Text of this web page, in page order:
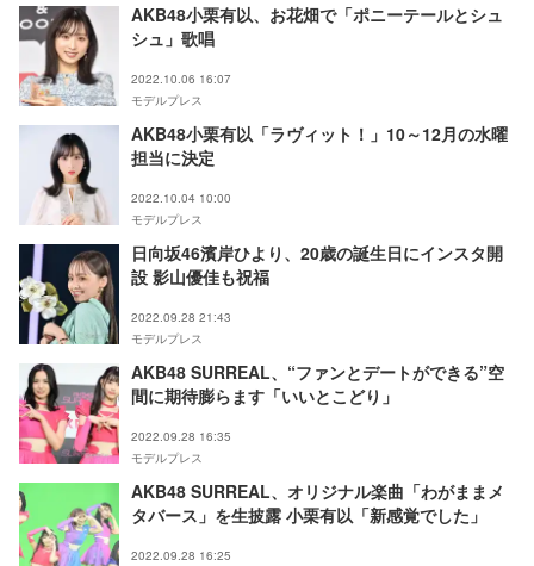
AKB48小栗有以、お花畑で「ポニーテールとシュ
シュ」歌唱
2022.10.06 16:07
モデルプレス
AKB48小栗有以「ラヴィット！」10～12月の水曜
担当に決定
2022.10.04 10:00
モデルプレス
日向坂46濱岸ひより、20歳の誕生日にインスタ開
設 影山優佳も祝福
2022.09.28 21:43
モデルプレス
AKB48 SURREAL、“ファンとデートができる”空
間に期待膨らます「いいとこどり」
2022.09.28 16:35
モデルプレス
AKB48 SURREAL、オリジナル楽曲「わがままメ
タバース」を生披露 小栗有以「新感覚でした」
2022.09.28 16:25